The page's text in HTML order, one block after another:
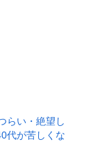
らい・絶望し
代が苦しくな